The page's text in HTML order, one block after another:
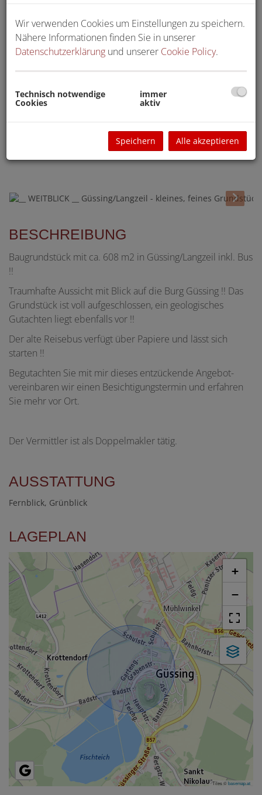
BESCHREIBUNG
Baugrundstück mit ca. 608 m2 in Güssing/Langzeil inkl. Bus
!!
Traumhafte Aussicht mit Blick auf die Burg Güssing !! Das
Grundstück ist voll aufgeschlossen, ein geologisches
Gutachten liegt ebenfalls vor !!
Der alte Reisebus verfügt über Papiere und lässt sich
starten !!
Begutachten Sie mit mir dieses entzückende Angebot-
vereinbaren wir einen Besichtigungstermin und erfahren
Sie mehr vor Ort.
Der Vermittler ist als Doppelmakler tätig.
AUSSTATTUNG
Fernblick Grünblick
LAGEPLAN
+
−
Tiles ©basemap.at
Wir verwenden Cookies um Einstellungen zu speichern.
Nähere Informationen finden Sie in unserer
Datenschutzerklärung und unserer Cookie Policy.
Technisch notwendige
Cookies
immer
aktiv
Speichern Alle akzeptieren